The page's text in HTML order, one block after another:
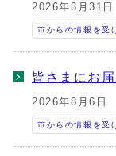
2026年3月31日
市からの情報を受
皆さまにお
2026年8月6日
市からの情報を受